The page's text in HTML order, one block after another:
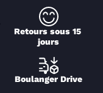
Retours sous 15
jours
Boulanger Drive